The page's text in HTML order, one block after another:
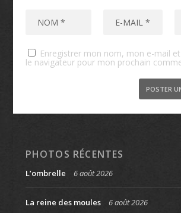
Enregistrer mon nom, mon e-mail
le navigateur pour mon prochain
PHOTOS RÉCENTES
L’ombrelle 6 août 2026
La reine des moules 6 août 2026